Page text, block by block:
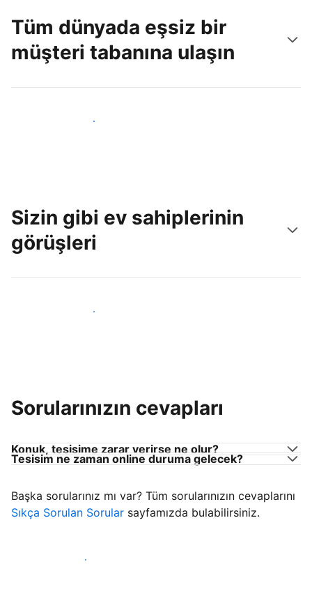
Tüm dünyada eşsiz bir
müşteri tabanına ulaşın
Hemen yeni konuklara ulaş
Sizin gibi ev sahiplerinin
görüşleri
Tesis sahipleri arasına katıl
Sorularınızın cevapları
Konuk, tesisime zarar verirse ne olur?
Tesisim ne zaman online duruma gelecek?
Başka sorularınız mı var? Tüm sorularınızın cevaplarını
Sıkça Sorulan Sorular sayfamızda bulabilirsiniz.
Konuk ağırlamaya başla